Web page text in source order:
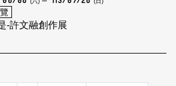
-許文融創作展